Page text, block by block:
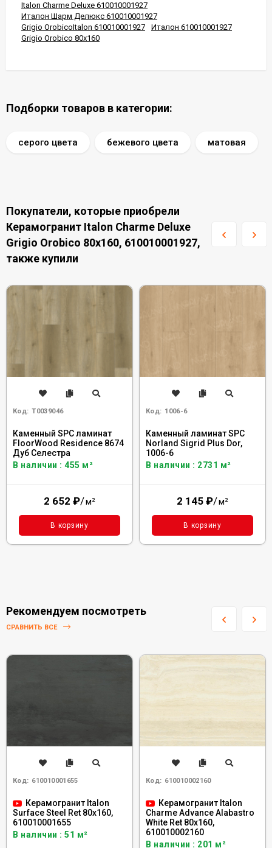
Italon Charme Deluxe 610010001927
Италон Шарм Делюкс 610010001927
Grigio OrobicoItalon 610010001927
Италон 610010001927
Grigio Orobico 80x160
Подборки товаров в категории:
серого цвета бежевого цвета матовая
Покупатели, которые приобрели
Керамогранит Italon Charme Deluxe
Grigio Orobico 80x160, 610010001927,
также купили
Код: Т0039046
Каменный SPC ламинат
FloorWood Residence 8674
Дуб Селестра
В наличии : 455 м²
2 652 ₽/м²
В корзину
Код: 1006-6
Каменный ламинат SPC
Norland Sigrid Plus Dor,
1006-6
В наличии : 2731 м²
2 145 ₽/м²
В корзину
Рекомендуем посмотреть
СРАВНИТЬ ВСЕ
Код: 610010001655
Керамогранит Italon
Surface Steel Ret 80x160,
610010001655
В наличии : 51 м²
Код: 610010002160
Керамогранит Italon
Charme Advance Alabastro
White Ret 80x160,
610010002160
В наличии : 201 м²